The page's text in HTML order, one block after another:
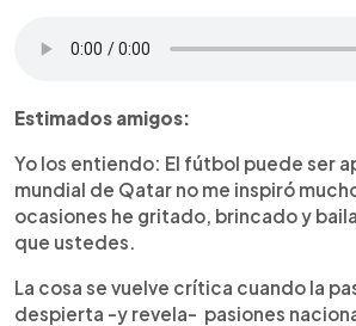
Estimados amigos:
Yo los entiendo: El fútbol puede ser
mundial de Qatar no me inspiró
ocasiones he gritado, brincado y
que ustedes.
La cosa se vuelve crítica cuando la
despierta -y revela- pasiones